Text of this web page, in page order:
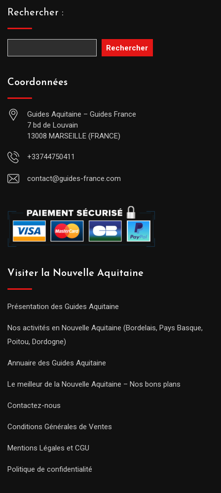
Rechercher :
Rechercher
Coordonnées
Guides Aquitaine – Guides France
7 bd de Louvain
13008 MARSEILLE (FRANCE)
+33744750411
contact@guides-france.com
Visiter la Nouvelle Aquitaine
Présentation des Guides Aquitaine
Nos activités en Nouvelle Aquitaine (Bordelais, Pays Basque,
Poitou, Dordogne)
Annuaire des Guides Aquitaine
Le meilleur de la Nouvelle Aquitaine – Nos bons plans
Contactez-nous
Conditions Générales de Ventes
Mentions Légales et CGU
Politique de confidentialité